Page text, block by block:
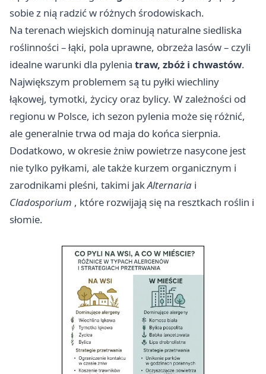
sobie z nią radzić w różnych środowiskach.
Na terenach wiejskich dominują naturalne siedliska
roślinności – łąki, pola uprawne, obrzeża lasów – czyli
idealne warunki dla pylenia traw, zbóż i chwastów.
Największym problemem są tu pyłki wiechliny
łąkowej, tymotki, życicy oraz bylicy. W zależności od
regionu w Polsce, ich sezon pylenia może się różnić,
ale generalnie trwa od maja do końca sierpnia.
Dodatkowo, w okresie żniw powietrze nasycone jest
nie tylko pyłkami, ale także kurzem organicznym i
zarodnikami pleśni, takimi jakAlternaria i
Cladosporium , które rozwijają się na resztkach roślin i
słomie.